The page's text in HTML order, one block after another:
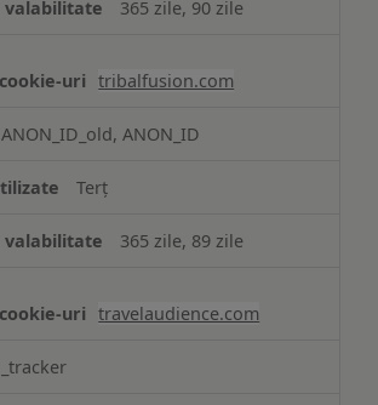
365 zile, 90 zile
tribalfusion.com
ANON_ID_old, ANON_ID
Terț
365 zile, 89 zile
travelaudience.com
_tracker